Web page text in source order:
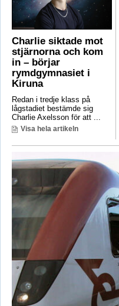
Charlie siktade mot
stjärnorna och kom
in – börjar
rymdgymnasiet i
Kiruna
Redan i tredje klass på
lågstadiet bestämde sig
Charlie Axelsson för att ...
Visa hela artikeln